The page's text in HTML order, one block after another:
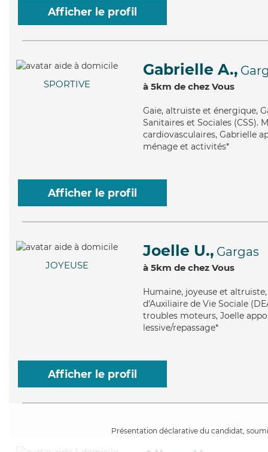
Afficher le profil
SPORTIVE
Gabrielle A.,
à 5km de chez Vous
Gaie, altruiste et énergique,
Sanitaires et Sociales (CSS).
cardiovasculaires, Gabrielle
ménage et activités*
Afficher le profil
JOYEUSE
Joelle U., Gargas
à 5km de chez Vous
Humaine, joyeuse et
d'Auxiliaire de Vie Sociale
troubles moteurs, Joelle
lessive/repassage*
Afficher le profil
Présentation déclarative du candidat,